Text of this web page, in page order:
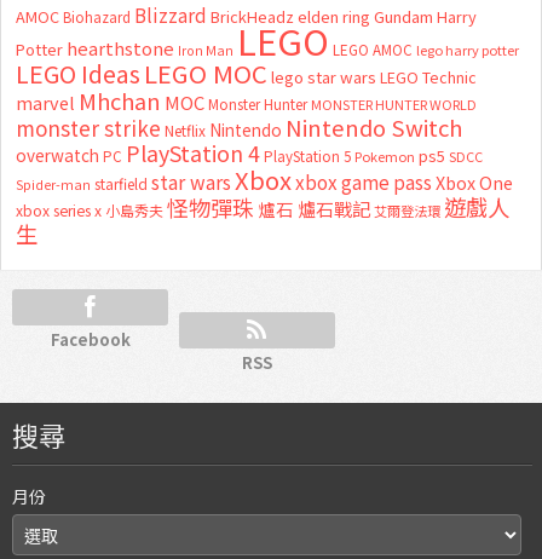
AMOC Biohazard Blizzard BrickHeadz elden ring Gundam Harry
Potter hearthstone Iron Man LEGO LEGO AMOC lego harry potter
LEGO Ideas LEGO MOC lego star wars LEGO Technic
marvel Mhchan MOC Monster Hunter MONSTER HUNTER WORLD
monster strike Netflix Nintendo Nintendo Switch
overwatch PC PlayStation 4 PlayStation 5 Pokemon ps5 SDCC
Spider-man starfield star warsXboxxbox game passXbox One
xbox series x 小島秀夫怪物彈珠 爐石 爐石戰記艾爾登法環 遊戲人
生
Facebook
RSS
搜尋
月份